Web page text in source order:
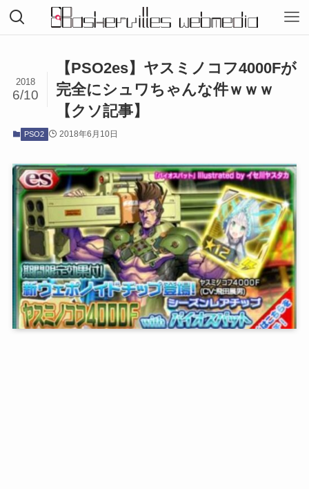
【PSO2es】ヤスミノコフ4000Fが
完全にシュワちゃんな件ｗｗｗ
【クソ記事】
2018
6/10
PSO2 2018年6月10日